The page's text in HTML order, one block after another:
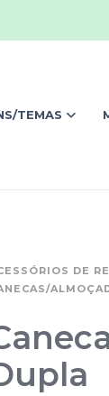
TEMAS
DE